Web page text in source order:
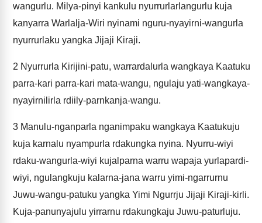
wangurlu. Milya-pinyi kankulu nyurrurlarlangurlu kuja
kanyarra Warlalja-Wiri nyinami nguru-nyayirni-wangurla
nyurrurlaku yangka Jijaji Kiraji.
2 Nyurrurla Kirijini-patu, warrardalurla wangkaya Kaatuku
parra-kari parra-kari mata-wangu, ngulaju yati-wangkaya-
nyayirnilirla rdiily-parnkanja-wangu.
3 Manulu-nganparla nganimpaku wangkaya Kaatukuju
kuja karnalu nyampurla rdakungka nyina. Nyurru-wiyi
rdaku-wangurla-wiyi kujalparna warru wapaja yurlapardi-
wiyi, ngulangkuju kalarna-jana warru yimi-ngarrurnu
Juwu-wangu-patuku yangka Yimi Ngurrju Jijaji Kiraji-kirli.
Kuja-panunyajulu yirrarnu rdakungkaju Juwu-paturluju.